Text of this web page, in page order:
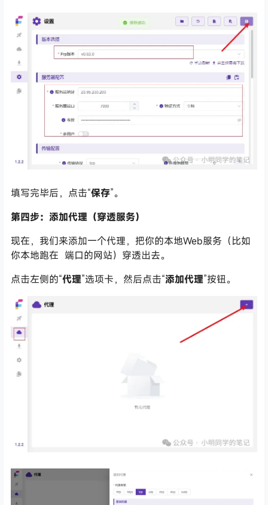
填写完毕后，点击“保存”。
第四步：添加代理（穿透服务）
现在，我们来添加一个代理，把你的本地Web服务（比如
你本地跑在 端口的网站）穿透出去。
点击左侧的“代理”选项卡，然后点击“添加代理”按钮。